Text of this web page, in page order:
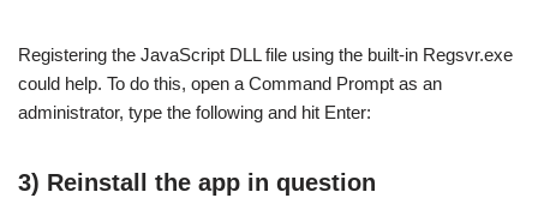
Registering the JavaScript DLL file using the built-in Regsvr.exe
could help. To do this, open a Command Prompt as an
administrator, type the following and hit Enter:
3) Reinstall the app in question